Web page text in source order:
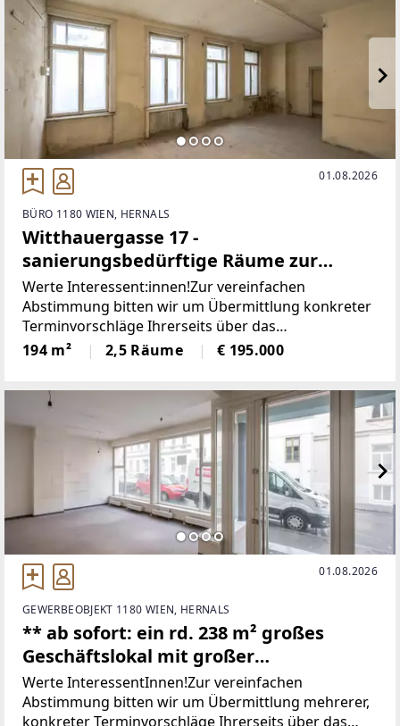
01.08.2026
BÜRO 1180 WIEN, HERNALS
Witthauergasse 17 -
sanierungsbedürftige Räume zur
Entfaltung - Galerie/Loft/Kreativräume
Werte Interessent:innen!Zur vereinfachen
Abstimmung bitten wir um Übermittlung konkreter
Terminvorschläge Ihrerseits über das
Kontaktformular.Herzlichen
Dank!*************************************LI
194 m² 2,5 Räume € 195.000
01.08.2026
GEWERBEOBJEKT 1180 WIEN, HERNALS
** ab sofort: ein rd. 238 m² großes
Geschäftslokal mit großer
Straßenfront, 5 Räume **
Werte InteressentInnen!Zur vereinfachen
Abstimmung bitten wir um Übermittlung mehrerer,
konkreter Terminvorschläge Ihrerseits über das